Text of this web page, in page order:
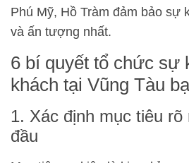
Phú Mỹ, Hồ Tràm đảm bảo sự
và ấn tượng nhất.
6 bí quyết tổ chức sự
khách tại Vũng Tàu
1. Xác định mục tiêu
đầu